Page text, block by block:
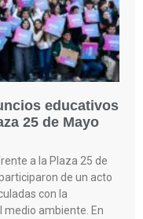
educativos
25 de Mayo
a la Plaza 25 de
de un acto
con la
medio ambiente. En